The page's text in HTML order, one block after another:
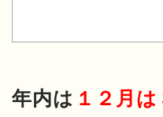
年内は １２月は